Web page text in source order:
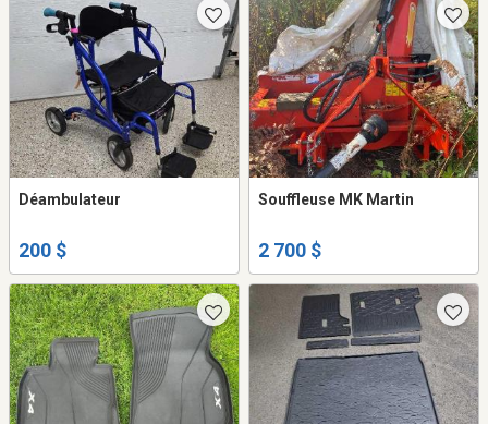
Déambulateur
200 $
Souffleuse MK Martin
2 700 $